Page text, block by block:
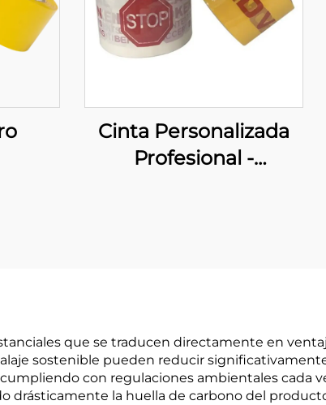
Cinta Personalizada
Profesional -
que se traducen directamente en
sostenible pueden reducir
con regulaciones ambientales cada
drásticamente la huella de carbono del